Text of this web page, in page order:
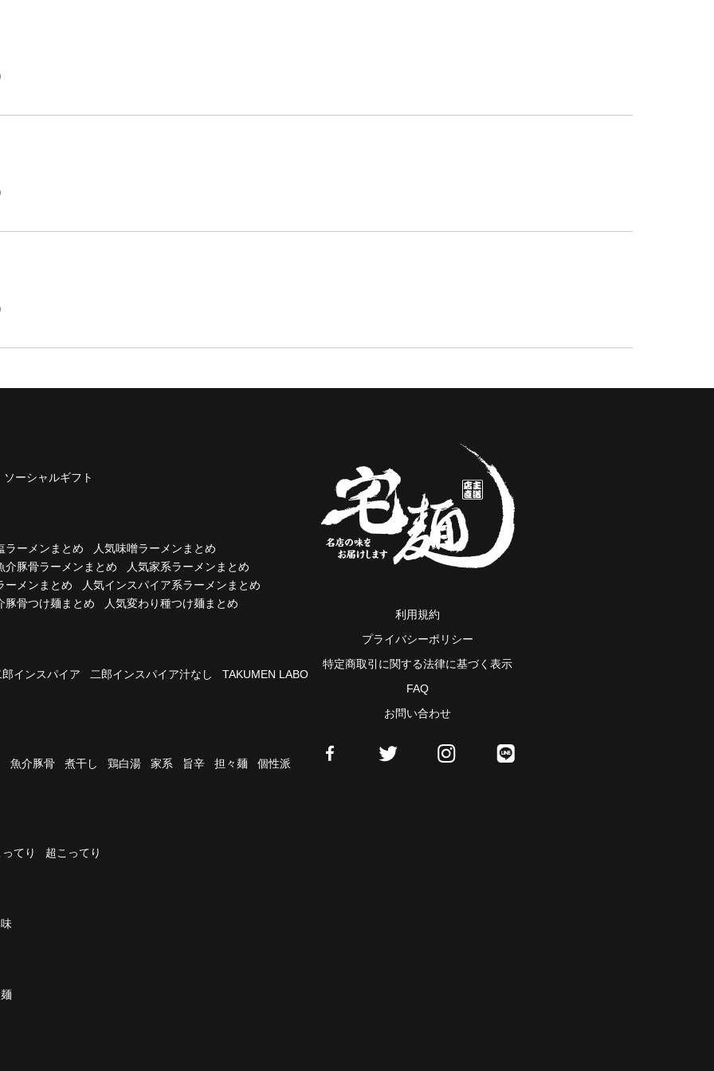
ソーシャルギフト
ラーメンまとめ
人気味噌ラーメンまとめ
介豚骨ラーメンまとめ
人気家系ラーメンまとめ
ーメンまとめ
人気インスパイア系ラーメンまとめ
豚骨つけ麺まとめ
人気変わり種つけ麺まとめ
郎インスパイア 二郎インスパイア汁なし TAKUMEN LABO
魚介豚骨 煮干し 鶏白湯 家系 旨辛 担々麺 個性派
てり 超こってり
利用規約
プライバシーポリシー
特定商取引に関する法律に基づく表示
FAQ
お問い合わせ